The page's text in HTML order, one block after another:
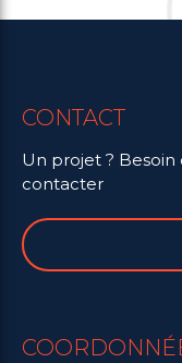
CONTACT
Un projet ? Besoin
contacter